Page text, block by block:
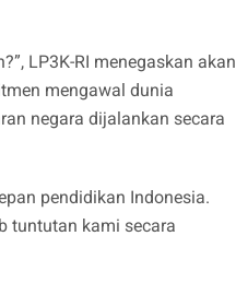
LP3K-RI menegaskan akan
mengawal dunia
negara dijalankan secara
pendidikan Indonesia.
tuntutan kami secara